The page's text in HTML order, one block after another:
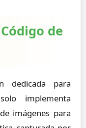
de
dedicada para
implementa
imágenes para